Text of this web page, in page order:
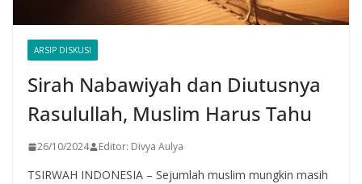
ARSIP DISKUSI
Sirah Nabawiyah dan Diutusnya
Rasulullah, Muslim Harus Tahu
26/10/2024 Editor: Divya Aulya
TSIRWAH INDONESIA – Sejumlah muslim mungkin masih